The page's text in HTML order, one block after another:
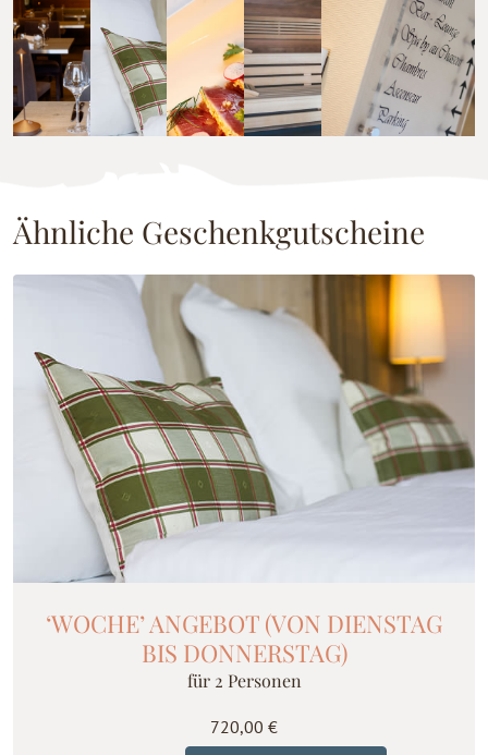
Aufenhalt
Menge
Ähnliche Geschenkgutscheine
‘WOCHE’ ANGEBOT (VON DIENSTAG
BIS DONNERSTAG)
für 2 Personen
720,00 €